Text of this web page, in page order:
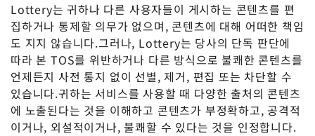
Lottery는 귀하나 다른 사용자들이 게시하는 콘텐츠를 편
집하거나 통제할 의무가 없으며, 콘텐츠에 대해 어떠한 책임
도 지지 않습니다.그러나, Lottery는 당사의 단독 판단에
따라 본 TOS를 위반하거나 다른 방식으로 불쾌한 콘텐츠를
언제든지 사전 통지 없이 선별, 제거, 편집 또는 차단할 수
있습니다.귀하는 서비스를 사용할 때 다양한 출처의 콘텐츠
에 노출된다는 것을 이해하고 콘텐츠가 부정확하고, 공격적
이거나, 외설적이거나, 불쾌할 수 있다는 것을 인정합니다.